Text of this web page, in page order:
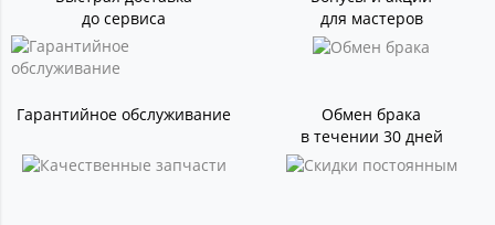
до сервиса
для мастеров
Гарантийное обслуживание
Обмен брака
в течении 30 дней